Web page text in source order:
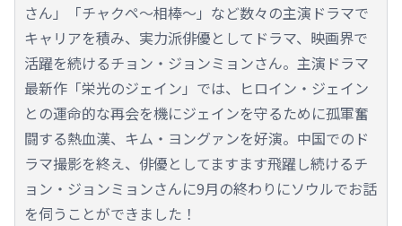
さん」「チャクペ～相棒～」など数々の主演ドラマで
キャリアを積み、実力派俳優としてドラマ、映画界で
活躍を続けるチョン・ジョンミョンさん。主演ドラマ
最新作「栄光のジェイン」では、ヒロイン・ジェイン
との運命的な再会を機にジェインを守るために孤軍奮
闘する熱血漢、キム・ヨングァンを好演。中国でのド
ラマ撮影を終え、俳優としてますます飛躍し続けるチ
ョン・ジョンミョンさんに9月の終わりにソウルでお話
を伺うことができました！